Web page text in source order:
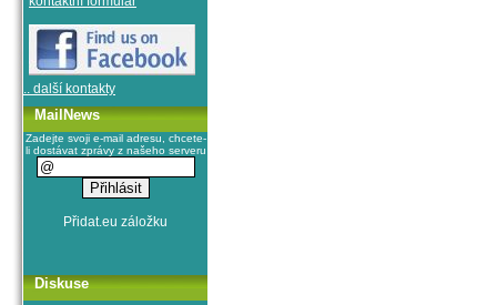
.. další kontakty
MailNews
Zadejte svoji e-mail adresu, chcete-
li dostávat zprávy z našeho serveru
Diskuse